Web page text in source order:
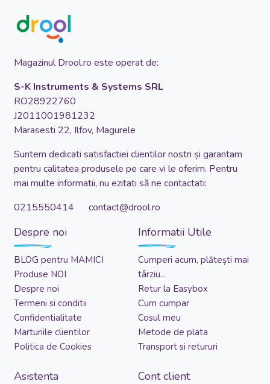
Magazinul Drool.ro este operat de:
S-K Instruments & Systems SRL
RO28922760
J2011001981232
Marasesti 22, Ilfov, Magurele
Suntem dedicati satisfactiei clientilor nostri și garantam
pentru calitatea produsele pe care vi le oferim. Pentru
mai multe informatii, nu ezitati să ne contactati:
0215550414 contact@drool.ro
Despre noi
BLOG pentru MAMICI
Produse NOI
Despre noi
Termeni si conditii
Confidentialitate
Marturiile clientilor
Politica de Cookies
Informatii Utile
Cumperi acum, plătești mai
târziu...
Retur la Easybox
Cum cumpar
Cosul meu
Metode de plata
Transport si retururi
Asistenta Cont client